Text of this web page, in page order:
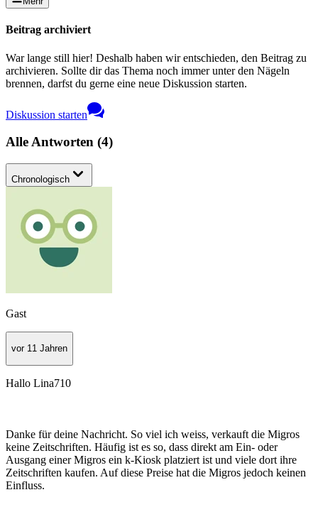
Beitrag archiviert
War lange still hier! Deshalb haben wir entschieden, den Beitrag zu
archivieren. Sollte dir das Thema noch immer unter den Nägeln
brennen, darfst du gerne eine neue Diskussion starten.
Diskussion starten
Alle Antworten (4)
Chronologisch
Gast
vor 11 Jahren
Hallo Lina710
Danke für deine Nachricht. So viel ich weiss, verkauft die Migros
keine Zeitschriften. Häufig ist es so, dass direkt am Ein- oder
Ausgang einer Migros ein k-Kiosk platziert ist und viele dort ihre
Zeitschriften kaufen. Auf diese Preise hat die Migros jedoch keinen
Einfluss.